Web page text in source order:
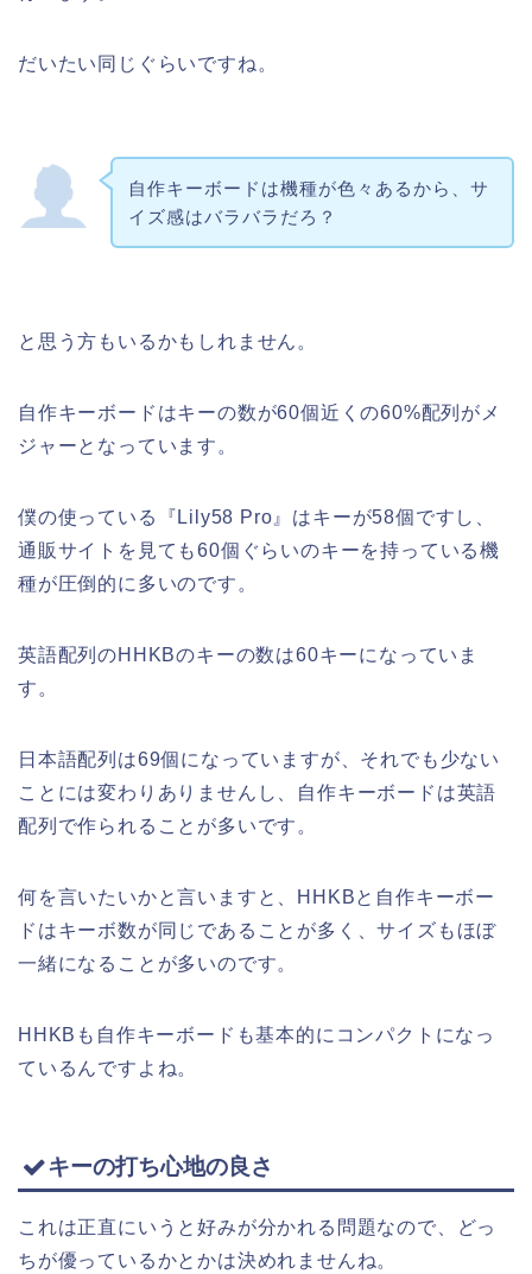
だいたい同じぐらいですね。
自作キーボードは機種が色々あるから、サ
イズ感はバラバラだろ？
と思う方もいるかもしれません。
自作キーボードはキーの数が60個近くの60%配列がメ
ジャーとなっています。
僕の使っている『Lily58 Pro』はキーが58個ですし、
通販サイトを見ても60個ぐらいのキーを持っている機
種が圧倒的に多いのです。
英語配列のHHKBのキーの数は60キーになっていま
す。
日本語配列は69個になっていますが、それでも少ない
ことには変わりありませんし、自作キーボードは英語
配列で作られることが多いです。
何を言いたいかと言いますと、HHKBと自作キーボー
ドはキーボ数が同じであることが多く、サイズもほぼ
一緒になることが多いのです。
HHKBも自作キーボードも基本的にコンパクトになっ
ているんですよね。
キーの打ち心地の良さ
これは正直にいうと好みが分かれる問題なので、どっ
ちが優っているかとかは決めれませんね。